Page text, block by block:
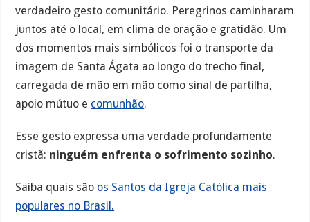
verdadeiro gesto comunitário. Peregrinos caminharam
juntos até o local, em clima de oração e gratidão. Um
dos momentos mais simbólicos foi o transporte da
imagem de Santa Ágata ao longo do trecho final,
carregada de mão em mão como sinal de partilha,
apoio mútuo e comunhão.
Esse gesto expressa uma verdade profundamente
cristã: ninguém enfrenta o sofrimento sozinho.
Saiba quais são os Santos da Igreja Católica mais
populares no Brasil.